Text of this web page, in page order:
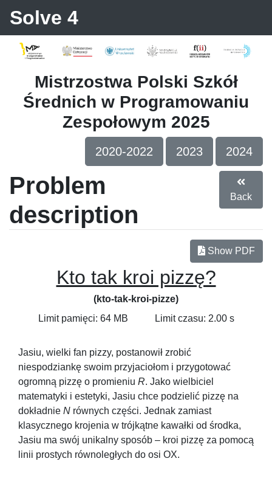
Solve 4
Mistrzostwa Polski Szkół
Średnich w Programowaniu
Zespołowym 2025
2020-2022 2023 2024
Problem
description
Back
Show PDF
Kto tak kroi pizzę?
(kto-tak-kroi-pizze)
Limit pamięci: 64 MB
Limit czasu: 2.00 s
Jasiu, wielki fan pizzy, postanowił zrobić
niespodziankę swoim przyjaciołom i przygotować
ogromną pizzę o promieniu R. Jako wielbiciel
matematyki i estetyki, Jasiu chce podzielić pizzę na
dokładnie N równych części. Jednak zamiast
klasycznego krojenia w trójkątne kawałki od środka,
Jasiu ma swój unikalny sposób – kroi pizzę za pomocą
linii prostych równoległych do osi OX.